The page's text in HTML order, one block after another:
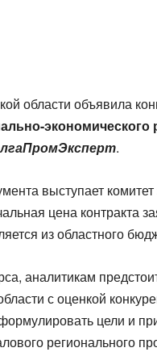
области объявила
.
выступает
цена контракта
из областного
аналитикам
с оценкой
цели и
регионального